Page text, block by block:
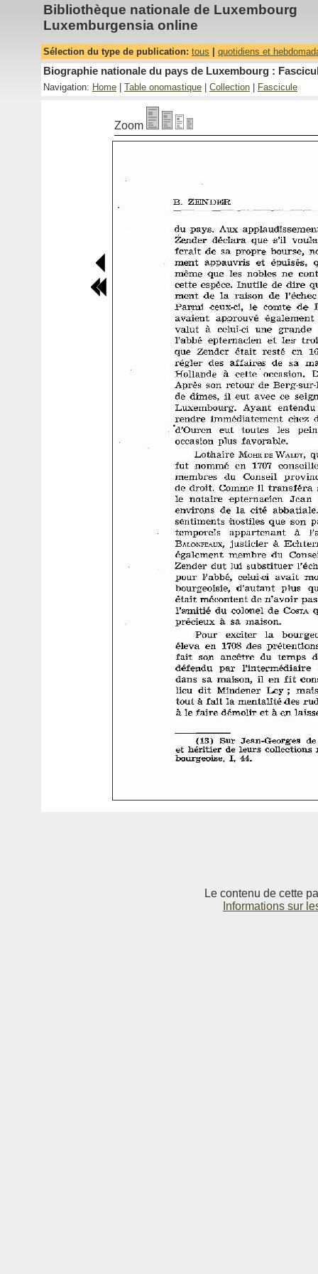
Bibliothèque nationale de Luxembourg
Luxemburgensia online
Sélection du type de publication: tous quotidiens et
Biographie nationale du pays de Luxembourg :
Navigation: Home Table onomastique Collection Fascicule
Zoom
Le contenu de cette
Informations sur